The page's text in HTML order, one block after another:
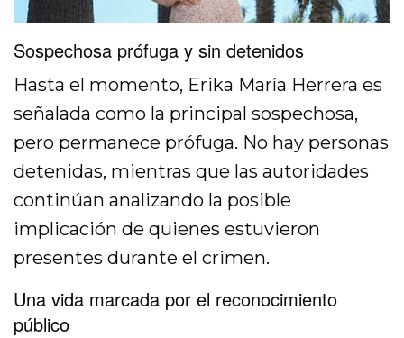
Sospechosa prófuga y sin detenidos
Hasta el momento, Erika María Herrera es
señalada como la principal sospechosa,
pero permanece prófuga. No hay personas
detenidas, mientras que las autoridades
continúan analizando la posible
implicación de quienes estuvieron
presentes durante el crimen.
Una vida marcada por el reconocimiento
público